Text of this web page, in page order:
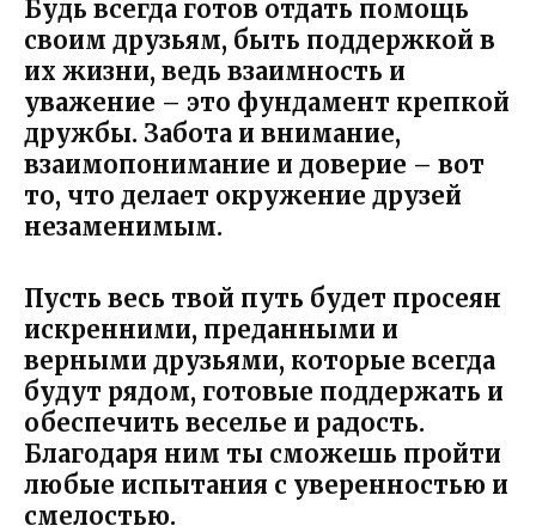
Будь всегда готов отдать помощь
своим друзьям, быть поддержкой в
их жизни, ведь взаимность и
уважение – это фундамент крепкой
дружбы. Забота и внимание,
взаимопонимание и доверие – вот
то, что делает окружение друзей
незаменимым.
Пусть весь твой путь будет просеян
искренними, преданными и
верными друзьями, которые всегда
будут рядом, готовые поддержать и
обеспечить веселье и радость.
Благодаря ним ты сможешь пройти
любые испытания с уверенностью и
смелостью.